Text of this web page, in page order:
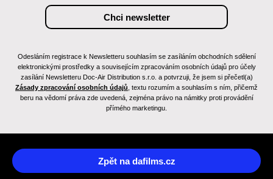
Odesláním registrace k Newsletteru souhlasím se zasíláním obchodních sdělení
elektronickými prostředky a souvisejícím zpracováním osobních údajů pro účely
zasílání Newsletteru Doc-Air Distribution s.r.o. a potvrzuji, že jsem si přečetl(a)
Zásady zpracování osobních údajů , textu rozumím a souhlasím s ním, přičemž
beru na vědomí práva zde uvedená, zejména právo na námitky proti provádění
přímého marketingu.
Zpět na dafilms.cz